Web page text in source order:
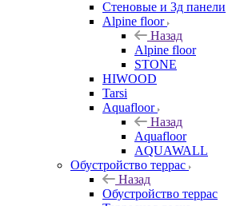
Стеновые и 3д панели
Alpine floor
Назад
Alpine floor
STONE
HIWOOD
Tarsi
Aquafloor
Назад
Aquafloor
AQUAWALL
Обустройство террас
Назад
Обустройство террас